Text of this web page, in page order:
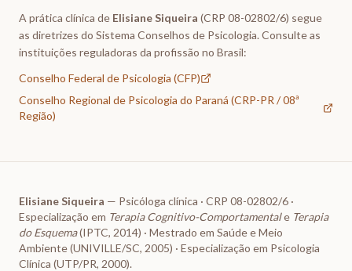
A prática clínica de Elisiane Siqueira (CRP 08-02802/6) segue
as diretrizes do Sistema Conselhos de Psicologia. Consulte as
instituições reguladoras da profissão no Brasil:
Conselho Federal de Psicologia (CFP)
Conselho Regional de Psicologia do Paraná (CRP-PR / 08ª
Região)
Elisiane Siqueira — Psicóloga clínica · CRP 08-02802/6 ·
Especialização em Terapia Cognitivo-Comportamentale Terapia
do Esquema(IPTC, 2014) · Mestrado em Saúde e Meio
Ambiente (UNIVILLE/SC, 2005) · Especialização em Psicologia
Clínica (UTP/PR, 2000).